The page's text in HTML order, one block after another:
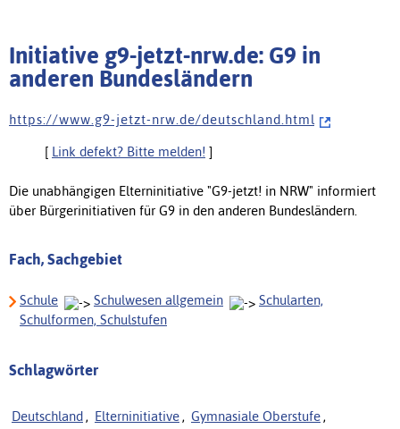
Initiative g9-jetzt-nrw.de: G9 in
anderen Bundesländern
h t t p s : / / w w w . g 9 - j e t z t - n r w . d e / d e u t s c h l a n d . h t m l
[ Link defekt? Bitte melden! ]
Die unabhängigen Elterninitiative "G9-jetzt! in NRW" informiert
über Bürgerinitiativen für G9 in den anderen Bundesländern.
Fach, Sachgebiet
Schule Schulwesen allgemein
Schularten,
Schulformen, Schulstufen
Schlagwörter
Deutschland , Elterninitiative , Gymnasiale Oberstufe ,